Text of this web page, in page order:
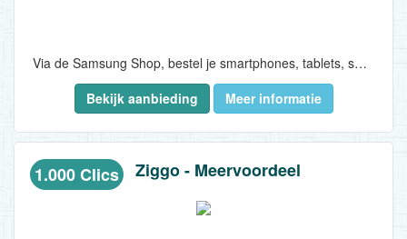
Via de Samsung Shop, bestel je smartphones, tablets, smartwatches, gears, televisies, wasmachines, drogers en nog veel meer direct bij Samsung zelf. De bezorging is altijd gratis en wanneer voor 20:30 uur ’savonds besteld is, worden de producten de volgende dag geleverd. Bovendien worden grotere goederen zoals televisies en wasmachines gratis geinstalleerd...
Bekijk aanbieding
Meer informatie
1.000 Clics Ziggo - Meervoordeel